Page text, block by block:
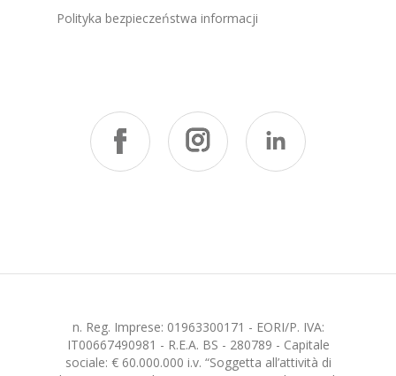
Polityka bezpieczeństwa informacji
n. Reg. Imprese: 01963300171 - EORI/P. IVA:
IT00667490981 - R.E.A. BS - 280789 - Capitale
sociale: € 60.000.000 i.v. “Soggetta all’attività di